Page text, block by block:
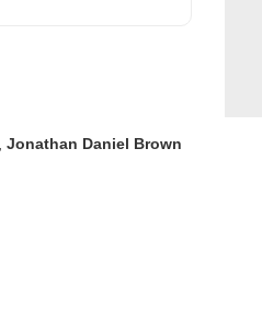
Jonathan Daniel Brown